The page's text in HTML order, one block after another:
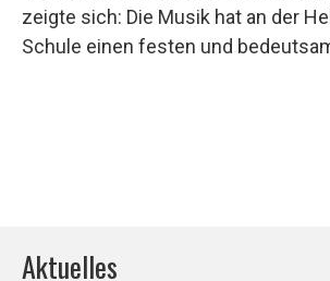
zeigte sich: Die Musik hat an der
Schule einen festen und
Aktuelles